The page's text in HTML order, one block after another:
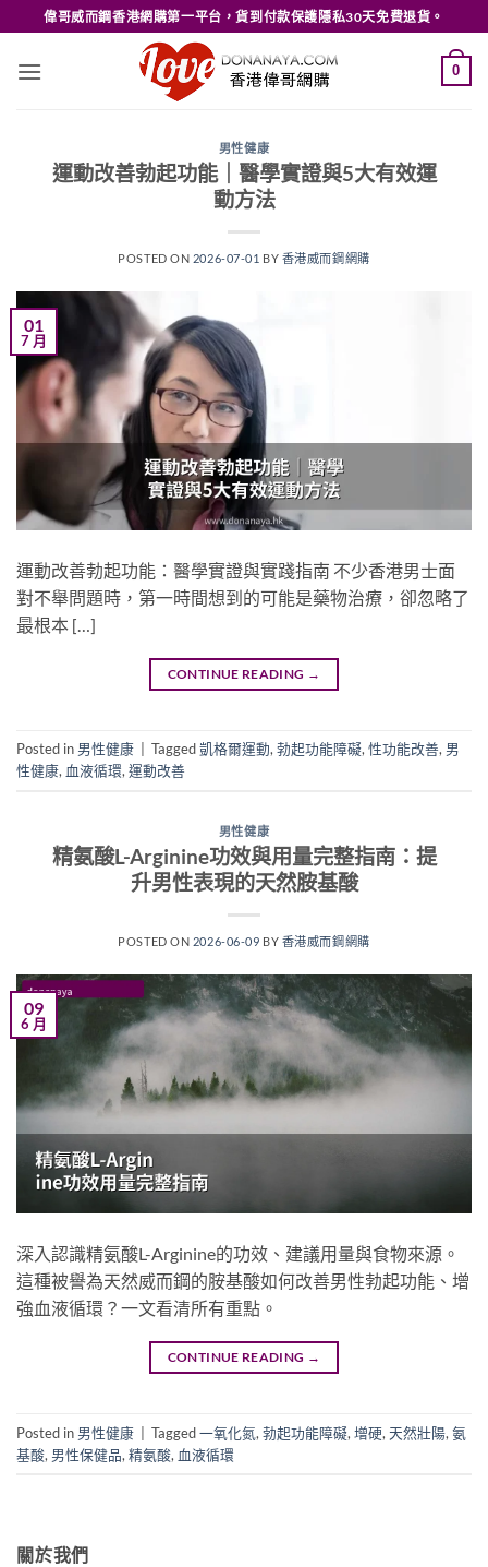
to
content
偉哥威而鋼香港網購第一平台，貨到付款保護隱私30天免費退貨。
0
男性健康
運動改善勃起功能｜醫學實證與5大有效運
動方法
POSTED ON 2026-07-01 BY 香港威而鋼網購
01
7 月
運動改善勃起功能：醫學實證與實踐指南 不少香港男士面
對不舉問題時，第一時間想到的可能是藥物治療，卻忽略了
最根本 […]
CONTINUE READING →
Posted in 男性健康 Tagged凱格爾運動,勃起功能障礙,性功能改善, 男
性健康, 血液循環,運動改善
男性健康
精氨酸L-Arginine功效與用量完整指南：提
升男性表現的天然胺基酸
POSTED ON 2026-06-09 BY 香港威而鋼網購
09
6 月
深入認識精氨酸L-Arginine的功效、建議用量與食物來源。
這種被譽為天然威而鋼的胺基酸如何改善男性勃起功能、增
強血液循環？一文看清所有重點。
CONTINUE READING →
Posted in 男性健康 | Tagged一氧化氮, 勃起功能障礙, 增硬, 天然壯陽, 氨
基酸, 男性保健品, 精氨酸, 血液循環
關於我們